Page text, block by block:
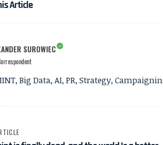
Article
SUROWIEC
Big Data, AI, PR, Strategy,